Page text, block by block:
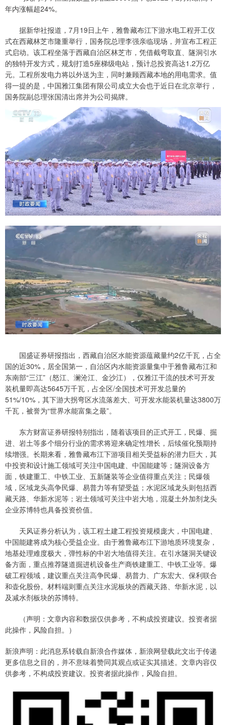
年内涨幅超24%。
据新华社报道，7月19日上午，雅鲁藏布江下游水电工程开工仪
式在西藏林芝市隆重举行，国务院总理李强亲临现场，并宣布工程正
式启动。该工程坐落于西藏自治区林芝市，凭借截弯取直、隧洞引水
的独特开发方式，规划打造5座梯级电站，预计总投资高达1.2万亿
元。工程所发电力将以外送为主，同时兼顾西藏本地的用电需求。值
得一提的是，中国雅江集团有限公司成立大会也于近日在北京举行，
国务院副总理张国清出席并为公司揭牌。
国盛证券研报指出，西藏自治区水能资源蕴藏量约2亿千瓦，占全
国的近30%，居全国第一，自治区内水能资源量集中于雅鲁藏布江和
东南部“三江”（怒江、澜沧江、金沙江），仅雅江干流的技术可开发
装机量即高达5645万千瓦，占全区/全国技术可开发总量的
51%/10%，其下游大拐弯区水流落差大、可开发水能装机量达3800万
千瓦，被誉为“世界水能富集之最”。
东方财富证券研报特别指出，随着该项目的正式开工，民爆、掘
进、岩土等多个细分行业的需求将迎来确定性增长，后续催化预期持
续增强。长期来看，雅鲁藏布江下游项目相关受益标的潜力巨大，其
中投资和设计施工领域可关注中国电建、中国能建等；隧洞设备方
面，铁建重工、中铁工业、五新隧装等企业值得重点关注；民爆领
域，区域龙头高争民爆、易普力等有望受益；水泥区域龙头则包括西
藏天路、华新水泥等；岩土领域可关注中岩大地，混凝土外加剂龙头
企业苏博特也具备投资价值。
天风证券分析认为，该工程土建工程投资规模庞大，中国电建、
中国能建将成为核心受益企业。由于雅鲁藏布江下游地质环境复杂，
地基处理难度极大，弹性标的中岩大地值得关注。在引水隧洞关键设
备方面，重点推荐隧道掘进机设备生产商铁建重工、中铁工业等。爆
破工程领域，建议重点关注高争民爆、易普力、广东宏大、保利联合
和壶化股份。材料端则重点关注水泥板块的西藏天路、华新水泥，以
及减水剂板块的苏博特。
（声明：文章内容和数据仅供参考，不构成投资建议。投资者据
此操作，风险自担。）
新浪声明：此消息系转载自新浪合作媒体，新浪网登载此文出于传递
更多信息之目的，并不意味着赞同其观点或证实其描述。文章内容仅
供参考，不构成投资建议。投资者据此操作，风险自担。